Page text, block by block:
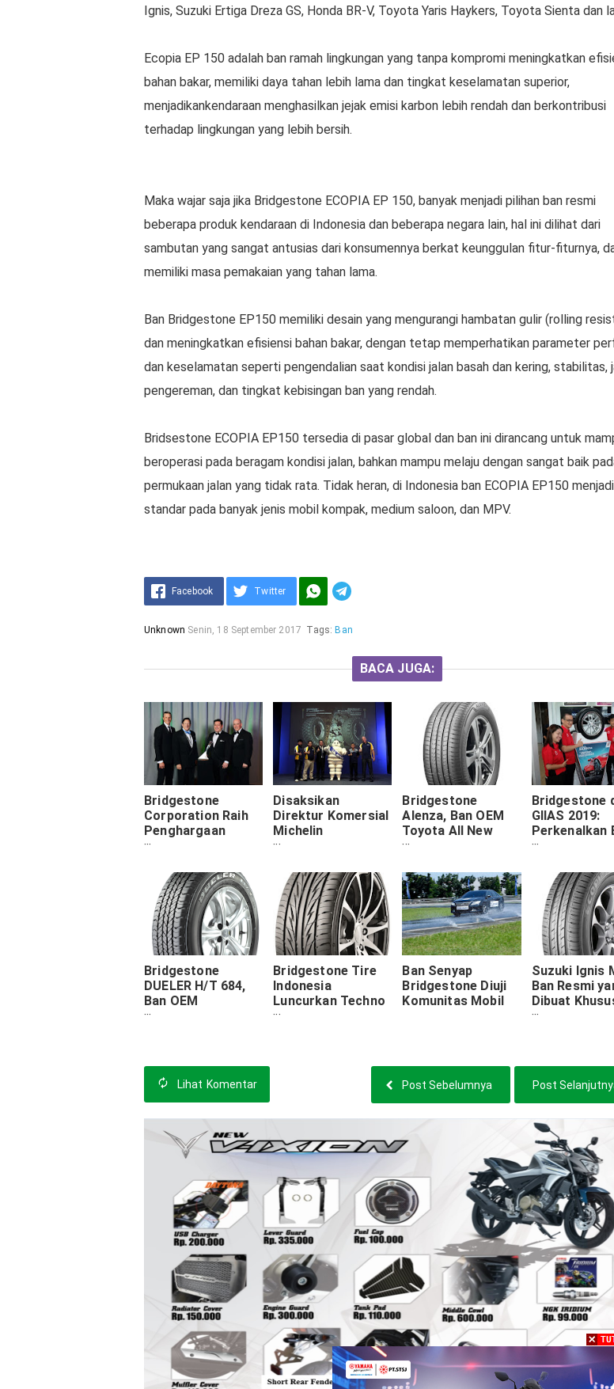
Ignis, Suzuki Ertiga Dreza GS, Honda BR-V, Toyota Yaris Haykers, Toyota Sienta dan
Ecopia EP 150 adalah ban ramah lingkungan yang tanpa kompromi meningkatkan
bahan bakar, memiliki daya tahan lebih lama dan tingkat keselamatan superior,
menjadikankendaraan menghasilkan jejak emisi karbon lebih rendah dan berkontribusi
terhadap lingkungan yang lebih bersih.
Maka wajar saja jika Bridgestone ECOPIA EP 150, banyak menjadi pilihan ban resmi
beberapa produk kendaraan di Indonesia dan beberapa negara lain, hal ini dilihat dari
sambutan yang sangat antusias dari konsumennya berkat keunggulan fitur-fiturnya,
memiliki masa pemakaian yang tahan lama.
Ban Bridgestone EP150 memiliki desain yang mengurangi hambatan gulir (rolling
dan meningkatkan efisiensi bahan bakar, dengan tetap memperhatikan parameter
dan keselamatan seperti pengendalian saat kondisi jalan basah dan kering, stabilitas,
pengereman, dan tingkat kebisingan ban yang rendah.
Bridsestone ECOPIA EP150 tersedia di pasar global dan ban ini dirancang untuk
beroperasi pada beragam kondisi jalan, bahkan mampu melaju dengan sangat baik
permukaan jalan yang tidak rata. Tidak heran, di Indonesia ban ECOPIA EP150
standar pada banyak jenis mobil kompak, medium saloon, dan MPV.
Facebook Twitter
Unknown Senin, 18 September 2017 Tags:Ban
BACA JUGA:
Bridgestone
Corporation Raih
Penghargaan
General Motors
Year 2016
Disaksikan
Direktur Komersial
Michelin
Earthmover Asia
Earthmover
Luncurkan Ban
Generasi
Terbarunya
Bridgestone
Alenza, Ban OEM
Toyota All New
Rush dan Daihatsu
Bridgestone
GIIAS 2019:
Perkenalkan
Baru, Produk
Digital
Bridgestone
DUELER H/T 684,
Ban OEM
Mitsubishi New
Bridgestone Tire
Indonesia
Luncurkan Techno
Sports
Ban Senyap
Bridgestone Diuji
Komunitas Mobil
Suzuki Ignis
Ban Resmi
Dibuat
Bridgestone
Lihat Komentar Post
Post Sebelumnya